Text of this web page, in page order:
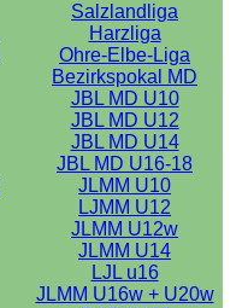
Salzlandliga
Harzliga
Ohre-Elbe-Liga
Bezirkspokal MD
JBL MD U10
JBL MD U12
JBL MD U14
JBL MD U16-18
JLMM U10
LJMM U12
JLMM U12w
JLMM U14
LJL u16
JLMM U16w + U20w